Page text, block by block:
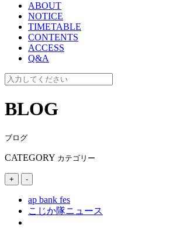
ABOUT
NOTICE
TIMETABLE
CONTENTS
ACCESS
Q&A
BLOG
ブログ
CATEGORY カテゴリー
+ -
ap bank fes
こじか隊ニュース